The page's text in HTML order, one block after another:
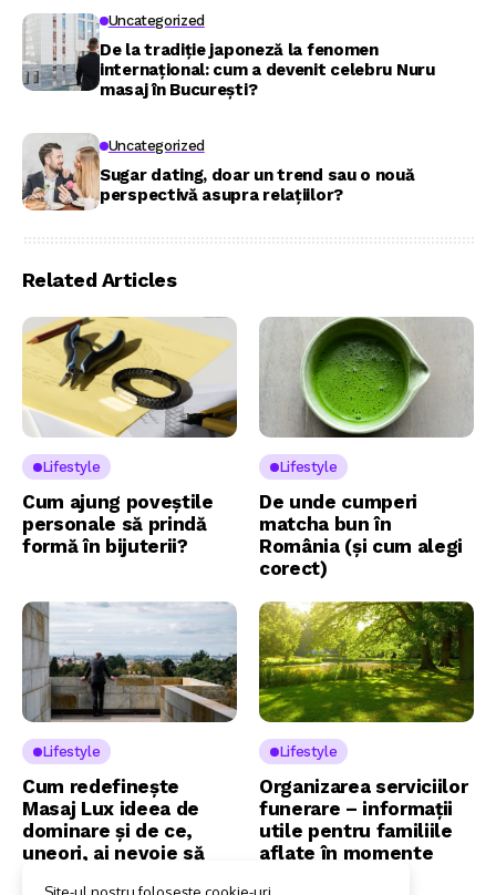
Uncategorized
De la tradiție japoneză la fenomen
internațional: cum a devenit celebru Nuru
masaj în București?
Uncategorized
Sugar dating, doar un trend sau o nouă
perspectivă asupra relațiilor?
Related Articles
Lifestyle
Cum ajung poveștile
personale să prindă
formă în bijuterii?
Lifestyle
De unde cumperi
matcha bun în
România (și cum alegi
corect)
Lifestyle
Cum redefinește
Masaj Lux ideea de
dominare și de ce,
uneori, ai nevoie să
Lifestyle
Organizarea serviciilor
funerare – informații
utile pentru familiile
aflate în momente